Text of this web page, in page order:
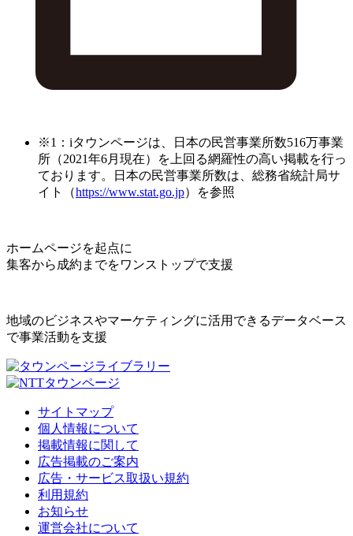
※1：iタウンページは、日本の民営事業所数516万事業
所（2021年6月現在）を上回る網羅性の高い掲載を行っ
ております。日本の民営事業所数は、総務省統計局サ
イト（https://www.stat.go.jp）を参照
ホームページを起点に
集客から成約までをワンストップで支援
地域のビジネスやマーケティングに活用できるデータベース
で事業活動を支援
サイトマップ
個人情報について
掲載情報に関して
広告掲載のご案内
広告・サービス取扱い規約
利用規約
お知らせ
運営会社について